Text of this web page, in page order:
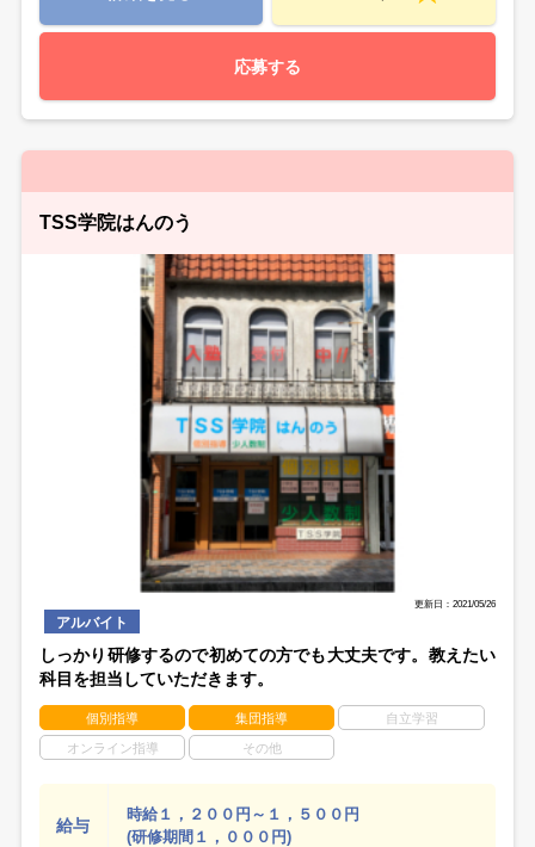
応募する
TSS学院はんのう
更新日：2021/05/26
アルバイト
しっかり研修するので初めての方でも大丈夫です。教えたい
科目を担当していただきます。
個別指導 集団指導 自立学習
オンライン指導 その他
給与
時給１，２００円～１，５００円
(研修期間１，０００円)